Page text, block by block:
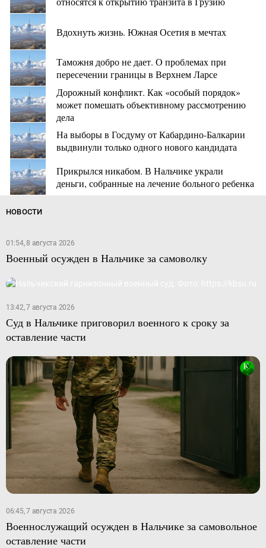
Вдохнуть жизнь. Южная Осетия в мечтах
Таможня добро не дает. О проблемах при
пересечении границы в Верхнем Ларсе
Дорожный конфликт. Как «особый порядок»
может помешать объективному рассмотрению
дела
На выборы в Госдуму от Кабардино-Балкарии
выдвинули только одного нового кандидата
Прикрылся никабом. В Нальчике украли
деньги, собранные на лечение больного ребенка
НОВОСТИ
01:54, 8 августа 2026
Военный осужден в Нальчике за самоволку
13:42, 7 августа 2026
Суд в Нальчике приговорил военного к сроку за
оставление части
06:45, 7 августа 2026
Военнослужащий осужден в Нальчике за самовольное
оставление части